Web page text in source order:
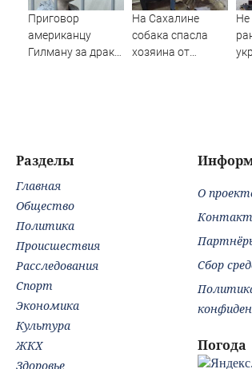
Приговор
американцу
Гилману за драки
На Сахалине
собака спасла
хозяина от
Не
Разделы
Главная
Общество
Политика
Происшествия
Расследования
Спорт
Экономика
Культура
ЖКХ
Здоровье
О
Сбор
Погода